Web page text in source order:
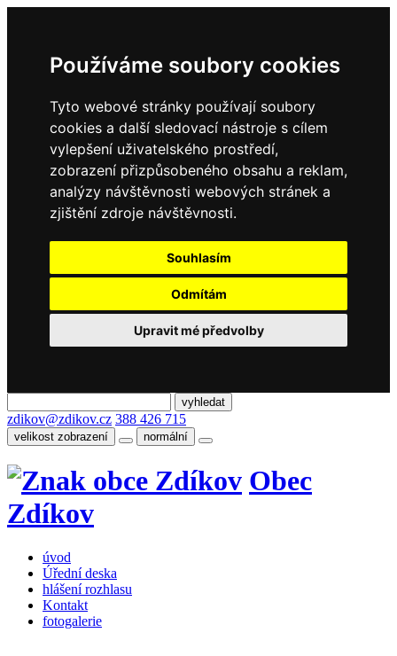
Používáme soubory cookies
Tyto webové stránky používají soubory
cookies a další sledovací nástroje s cílem
vylepšení uživatelského prostředí,
zobrazení přizpůsobeného obsahu a reklam,
analýzy návštěvnosti webových stránek a
zjištění zdroje návštěvnosti.
Souhlasím
Odmítám
Upravit mé předvolby
zdikov@zdikov.cz 388 426 715
velikost zobrazení normální
Obec
Zdíkov
úvod
Úřední deska
hlášení rozhlasu
Kontakt
fotogalerie